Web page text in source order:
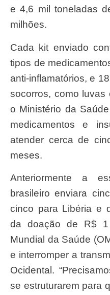
e 4,6 mil toneladas
milhões.
Cada kit enviado contém 48 itens, sendo 30
tipos de
anti-inflamatórios, e
socorros, como luvas
o Ministério da
medicamentos e
atender cerca de
meses.
Anteriormente a essa ajuda, o governo
brasileiro enviara
cinco para Libéria e
da doação de R$ 1
Mundial da Saúde
e interromper a
Ocidental.
se estruturarem para